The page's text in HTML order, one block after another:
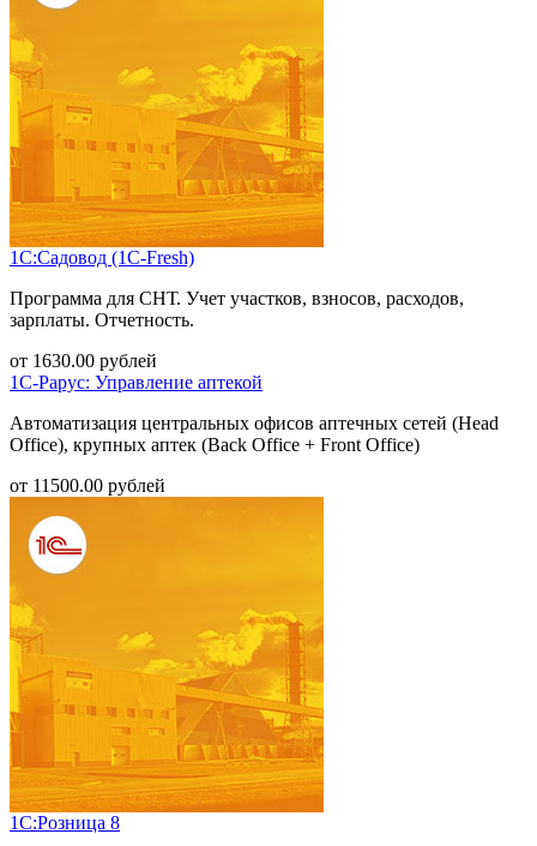
1С:Садовод (1С-Fresh)
Программа для СНТ. Учет участков, взносов, расходов,
зарплаты. Отчетность.
от 1630.00 рублей
1С-Рарус: Управление аптекой
Автоматизация центральных офисов аптечных сетей (Head
Office), крупных аптек (Back Office + Front Office)
от 11500.00 рублей
1С:Розница 8